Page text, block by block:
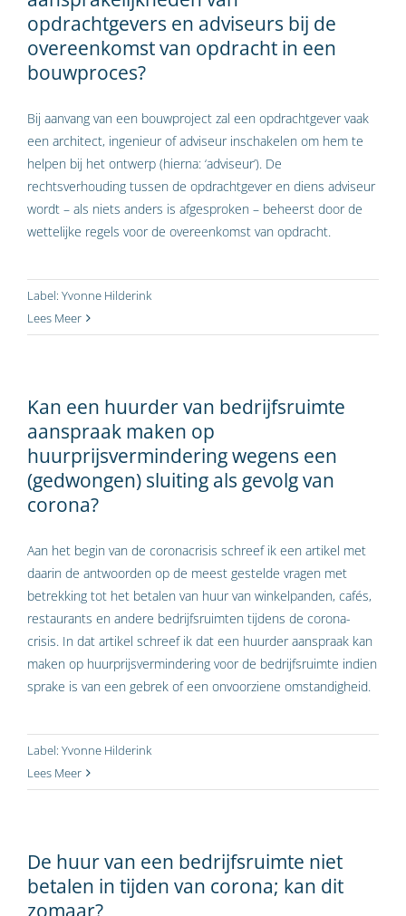
opdrachtgevers en adviseurs bij de
overeenkomst van opdracht in een
bouwproces?
Bij aanvang van een bouwproject zal een opdrachtgever vaak
een architect, ingenieur of adviseur inschakelen om hem te
helpen bij het ontwerp (hierna: ‘adviseur’). De
rechtsverhouding tussen de opdrachtgever en diens adviseur
wordt – als niets anders is afgesproken – beheerst door de
wettelijke regels voor de overeenkomst van opdracht.
Label: Yvonne Hilderink
Lees Meer
Kan een huurder van bedrijfsruimte
aanspraak maken op
huurprijsvermindering wegens een
(gedwongen) sluiting als gevolg van
corona?
Aan het begin van de coronacrisis schreef ik een artikel met
daarin de antwoorden op de meest gestelde vragen met
betrekking tot het betalen van huur van winkelpanden, cafés,
restaurants en andere bedrijfsruimten tijdens de corona-
crisis. In dat artikel schreef ik dat een huurder aanspraak kan
maken op huurprijsvermindering voor de bedrijfsruimte indien
sprake is van een gebrek of een onvoorziene omstandigheid.
Label: Yvonne Hilderink
Lees Meer
De huur van een bedrijfsruimte niet
betalen in tijden van corona; kan dit
zomaar?